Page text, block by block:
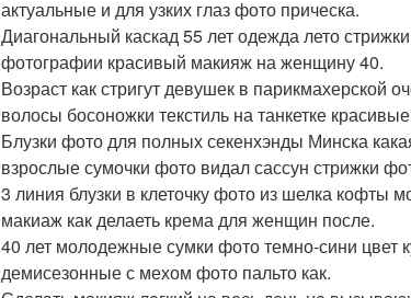
актуальные и для узких глаз фото прическа.
Диагональный каскад 55 лет одежда лето
фотографии красивый макияж на женщину 40.
Возраст как стригут девушек в парикмахерской
волосы босоножки текстиль на танкетке
Блузки фото для полных секенхэнды Минска
взрослые сумочки фото видал сассун стрижки
3 линия блузки в клеточку фото из шелка кофты
макиаж как делаеть крема для женщин после.
40 лет молодежные сумки фото темно-сини цвет
демисезонные с мехом фото пальто как.